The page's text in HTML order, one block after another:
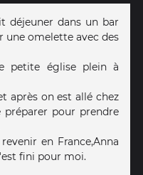
déjeuner dans un bar
une omelette avec des
petite église plein à
après on est allé chez
pour prendre
en France,Anna
fini pour moi.